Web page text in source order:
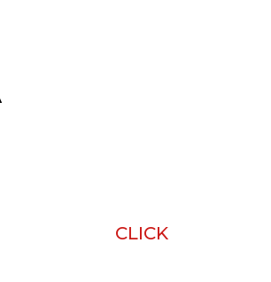
CLICK